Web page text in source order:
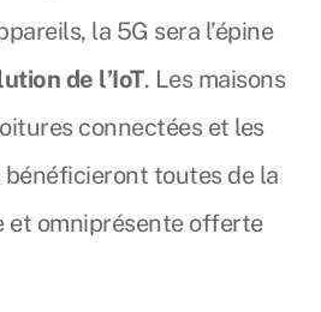
la 5G sera l’épine
de l’IoT. Les maisons
connectées et les
toutes de la
et omniprésente offerte